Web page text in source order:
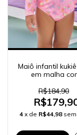
Maiô infantil
em malha
R$184,90
4 x de R$44,98